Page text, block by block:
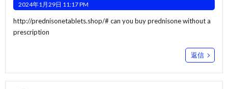
2024年1月29日 11:17 PM
http://prednisonetablets.shop/# can you buy prednisone without a
prescription
返信